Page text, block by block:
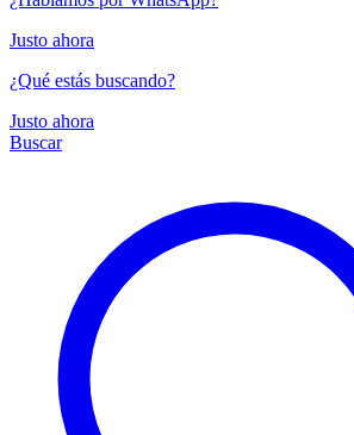
Justo ahora
¿Qué estás buscando?
Justo ahora
Buscar